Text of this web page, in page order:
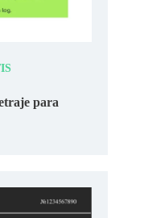
para